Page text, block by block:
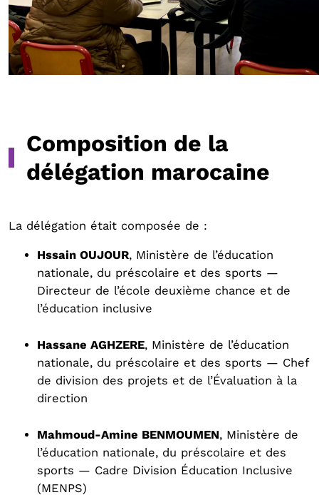
Composition de la
délégation marocaine
La délégation était composée de :
Hssain OUJOUR, Ministère de l’éducation
nationale, du préscolaire et des sports —
Directeur de l’école deuxième chance et de
l’éducation inclusive
Hassane AGHZERE, Ministère de l’éducation
nationale, du préscolaire et des sports — Chef
de division des projets et de l’Évaluation à la
direction
Mahmoud-Amine BENMOUMEN, Ministère de
l’éducation nationale, du préscolaire et des
sports — Cadre Division Éducation Inclusive
(MENPS)